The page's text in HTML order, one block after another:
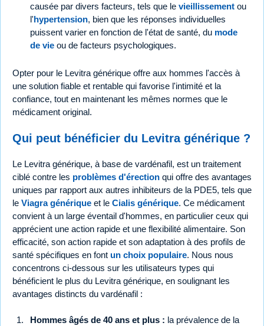
causée par divers facteurs, tels que le vieillissement ou
l'hypertension, bien que les réponses individuelles
puissent varier en fonction de l'état de santé, du mode
de vie ou de facteurs psychologiques.
Opter pour le Levitra générique offre aux hommes l'accès à
une solution fiable et rentable qui favorise l'intimité et la
confiance, tout en maintenant les mêmes normes que le
médicament original.
Qui peut bénéficier du Levitra générique ?
Le Levitra générique, à base de vardénafil, est un traitement
ciblé contre les problèmes d'érection qui offre des avantages
uniques par rapport aux autres inhibiteurs de la PDE5, tels que
le Viagra générique et le Cialis générique. Ce médicament
convient à un large éventail d'hommes, en particulier ceux qui
apprécient une action rapide et une flexibilité alimentaire. Son
efficacité, son action rapide et son adaptation à des profils de
santé spécifiques en font un choix populaire. Nous nous
concentrons ci-dessous sur les utilisateurs types qui
bénéficient le plus du Levitra générique, en soulignant les
avantages distincts du vardénafil :
Hommes âgés de 40 ans et plus : la prévalence de la